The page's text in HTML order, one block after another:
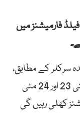
فارمیشنز میں
سرکلر کے مطابق،
رواں ہفتے کے آخر میں آنے والے دنوں یعنی 23 اور 24 مئی
کھلی رہیں گی